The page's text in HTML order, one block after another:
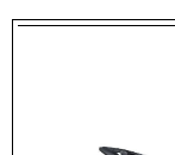
Yamaha
Penampakan
MotoGP :